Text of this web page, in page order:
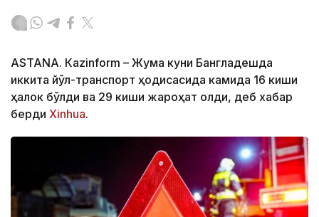
ASTANА. Кazinform – Жума куни Бангладешда
иккита йўл-транспорт ҳодисасида камида 16 киши
ҳалок бўлди ва 29 киши жароҳат олди, деб хабар
берди Xinhua.